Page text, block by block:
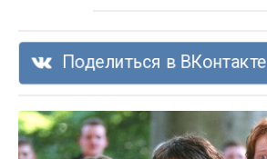
Поделиться в ВКонтакте